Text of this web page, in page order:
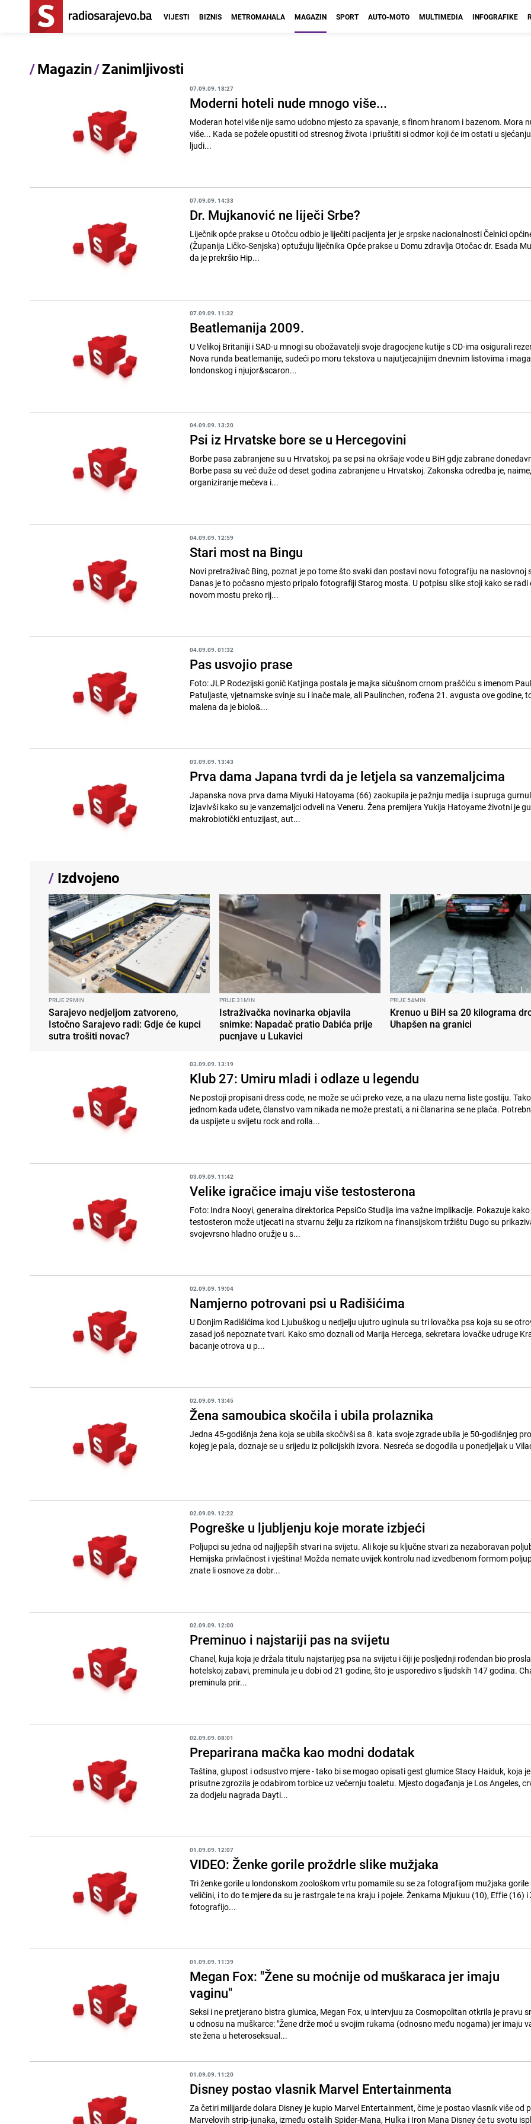
VIJESTI BIZNIS METROMAHALA MAGAZIN SPORT AUTO-MOTO MULTIMEDIA INFOGRAFIKE
/Magazin/Zanimljivosti
07.09.09. 18:27
Moderni hoteli nude mnogo više...
Moderan hotel više nije samo udobno mjesto za spavanje, s finom hranom i bazenom. Mora
više... Kada se požele opustiti od stresnog života i priuštiti si odmor koji će im ostati u sjećanju, neki
ljudi...
07.09.09. 14:33
Dr. Mujkanović ne liječi Srbe?
Liječnik opće prakse u Otočcu odbio je liječiti pacijenta jer je srpske nacionalnosti Čelnici općine Vrhovine
(Županija Ličko-Senjska) optužuju liječnika Opće prakse u Domu zdravlja Otočac dr. Esada
da je prekršio Hip...
07.09.09. 11:32
Beatlemanija 2009.
U Velikoj Britaniji i SAD-u mnogi su obožavatelji svoje dragocjene kutije s CD-ima osigurali
Nova runda beatlemanije, sudeći po moru tekstova u najutjecajnijim dnevnim listovima i
londonskog i njujor&scaron...
04.09.09. 13:20
Psi iz Hrvatske bore se u Hercegovini
Borbe pasa zabranjene su u Hrvatskoj, pa se psi na okršaje vode u BiH gdje zabrane
Borbe pasa su već duže od deset godina zabranjene u Hrvatskoj. Zakonska odredba je,
organiziranje mečeva i...
04.09.09. 12:59
Stari most na Bingu
Novi pretraživač Bing, poznat je po tome što svaki dan postavi novu fotografiju na naslovnoj
Danas je to počasno mjesto pripalo fotografiji Starog mosta. U potpisu slike stoji kako se radi o starom-
novom mostu preko rij...
04.09.09. 01:32
Pas usvojio prase
Foto: JLP Rodezijski gonič Katjinga postala je majka sićušnom crnom praščiću s imenom Paulinchen.
Patuljaste, vjetnamske svinje su i inače male, ali Paulinchen, rođena 21. avgusta ove godine,
malena da je biolo&...
03.09.09. 13:43
Prva dama Japana tvrdi da je letjela sa vanzemaljcima
Japanska nova prva dama Miyuki Hatoyama (66) zaokupila je pažnju medija i supruga
izjavivši kako su je vanzemaljci odveli na Veneru. Žena premijera Yukija Hatoyame životni je guru,
makrobiotički entuzijast, aut...
/ Izdvojeno
PRIJE 29MIN
Sarajevo nedjeljom zatvoreno,
Istočno Sarajevo radi: Gdje će kupci
sutra trošiti novac?
PRIJE 31MIN
Istraživačka novinarka objavila
snimke: Napadač pratio Dabića prije
pucnjave u Lukavici
PRIJE 54MIN
Krenuo u BiH sa 20 kilograma
Uhapšen na granici
03.09.09. 13:19
Klub 27: Umiru mladi i odlaze u legendu
Ne postoji propisani dress code, ne može se ući preko veze, a na ulazu nema liste gostiju.
jednom kada uđete, članstvo vam nikada ne može prestati, a ni članarina se ne plaća.
da uspijete u svijetu rock and rolla...
03.09.09. 11:42
Velike igračice imaju više testosterona
Foto: Indra Nooyi, generalna direktorica PepsiCo Studija ima važne implikacije. Pokazuje kako
testosteron može utjecati na stvarnu želju za rizikom na finansijskom tržištu Dugo su prikazivane kao
svojevrsno hladno oružje u s...
02.09.09. 19:04
Namjerno potrovani psi u Radišićima
U Donjim Radišićima kod Ljubuškog u nedjelju ujutro uginula su tri lovačka psa koja su se
zasad još nepoznate tvari. Kako smo doznali od Marija Hercega, sekretara lovačke udruge
bacanje otrova u p...
02.09.09. 13:45
Žena samoubica skočila i ubila prolaznika
Jedna 45-godišnja žena koja se ubila skočivši sa 8. kata svoje zgrade ubila je 50-godišnjeg
kojeg je pala, doznaje se u srijedu iz policijskih izvora. Nesreća se dogodila u
02.09.09. 12:22
Pogreške u ljubljenju koje morate izbjeći
Poljupci su jedna od najljepših stvari na svijetu. Ali koje su ključne stvari za nezaboravan
Hemijska privlačnost i vještina! Možda nemate uvijek kontrolu nad izvedbenom formom
znate li osnove za dobr...
02.09.09. 12:00
Preminuo i najstariji pas na svijetu
Chanel, kuja koja je držala titulu najstarijeg psa na svijetu i čiji je posljednji rođendan bio
hotelskoj zabavi, preminula je u dobi od 21 godine, što je usporedivo s ljudskih 147 godina. Chanel je
preminula prir...
02.09.09. 08:01
Preparirana mačka kao modni dodatak
Taština, glupost i odsustvo mjere - tako bi se mogao opisati gest glumice Stacy Haiduk, koja
prisutne zgrozila je odabirom torbice uz večernju toaletu. Mjesto događanja je Los Angeles,
za dodjelu nagrada Dayti...
01.09.09. 12:07
VIDEO: Ženke gorile proždrle slike mužjaka
Tri ženke gorile u londonskom zoološkom vrtu pomamile su se za fotografijom mužjaka
veličini, i to do te mjere da su je rastrgale te na kraju i pojele. Ženkama Mjukuu (10), Effie (16) i Zaire (34),
fotografijo...
01.09.09. 11:39
Megan Fox: "Žene su moćnije od muškaraca jer imaju
vaginu"
Seksi i ne pretjerano bistra glumica, Megan Fox, u intervjuu za Cosmopolitan otkrila je pravu
u odnosu na muškarce: "Žene drže moć u svojim rukama (odnosno među nogama) jer imaju
ste žena u heteroseksual...
01.09.09. 11:20
Disney postao vlasnik Marvel Entertainmenta
Za četiri milijarde dolara Disney je kupio Marvel Entertainment, čime je postao vlasnik više od
Marvelovih strip-junaka, između ostalih Spider-Mana, Hulka i Iron Mana Disney će tu svotu isplatiti u